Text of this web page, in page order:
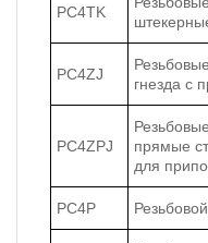
PC4TK
PC4ZJ
гнезда с
PC4ZPJ
прямые
для
PC4P